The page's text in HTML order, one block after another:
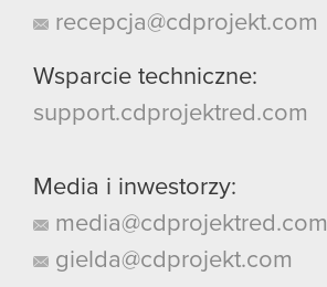
recepcja@cdprojekt.com
Wsparcie techniczne:
support.cdprojektred.com
Media i inwestorzy:
media@cdprojektred.com
gielda@cdprojekt.com